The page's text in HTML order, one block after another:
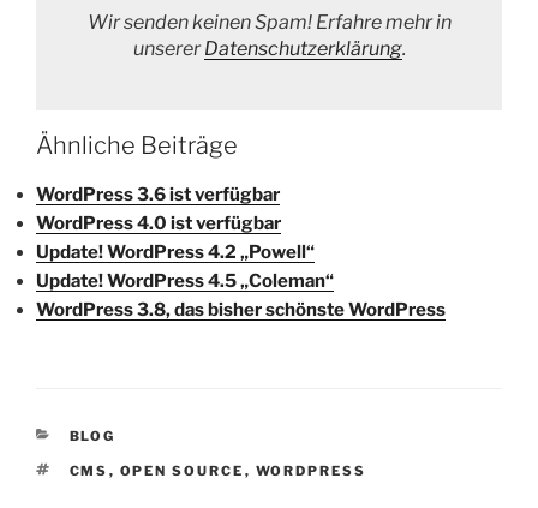
Wir senden keinen Spam! Erfahre mehr in
unsererDatenschutzerklärung.
Ähnliche Beiträge
WordPress 3.6 ist verfügbar
WordPress 4.0 ist verfügbar
Update! WordPress 4.2 „Powell“
Update! WordPress 4.5 „Coleman“
WordPress 3.8, das bisher schönste WordPress
KATEGORIEN
BLOG
SCHLAGWÖRTER
CMS , OPEN SOURCE , WORDPRESS